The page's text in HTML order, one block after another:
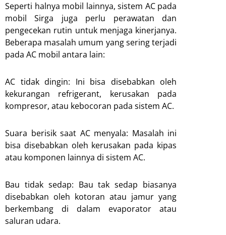
Seperti halnya mobil lainnya, sistem AC pada
mobil Sirga juga perlu perawatan dan
pengecekan rutin untuk menjaga kinerjanya.
Beberapa masalah umum yang sering terjadi
pada AC mobil antara lain:
AC tidak dingin: Ini bisa disebabkan oleh
kekurangan refrigerant, kerusakan pada
kompresor, atau kebocoran pada sistem AC.
Suara berisik saat AC menyala: Masalah ini
bisa disebabkan oleh kerusakan pada kipas
atau komponen lainnya di sistem AC.
Bau tidak sedap: Bau tak sedap biasanya
disebabkan oleh kotoran atau jamur yang
berkembang di dalam evaporator atau
saluran udara.